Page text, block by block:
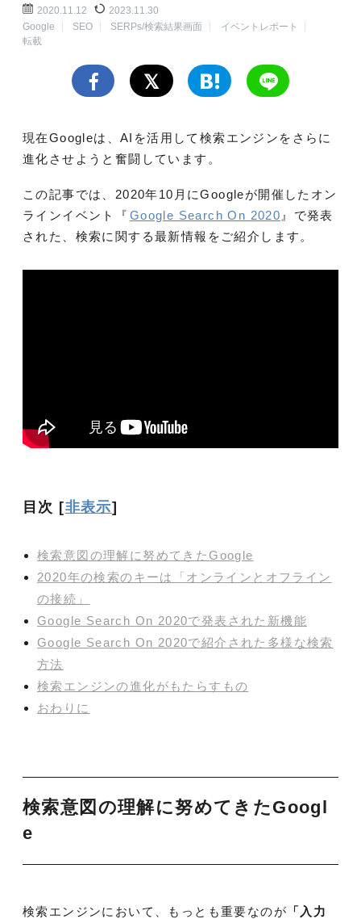
2020.11.12
2023.11.30
Google
SEO SERPs/検索結果画面
イベントレポート
転載
現在Googleは、AIを活用して検索エンジンをさらに
進化させようと奮闘しています。
この記事では、2020年10月にGoogleが開催したオン
ラインイベント『 Google Search On 2020 』で発表
された、検索に関する最新情報をご紹介します。
目次 [非表示]
検索意図の理解に努めてきたGoogle
2020年の検索のキーは「オンラインとオフライン
の接続」
Google Search On 2020で発表された新機能
Google Search On 2020で紹介された多様な検索
方法
検索エンジンの進化がもたらすもの
おわりに
検索意図の理解に努めてきたGoogl
e
検索エンジンにおいて、もっとも重要なのが 「入力